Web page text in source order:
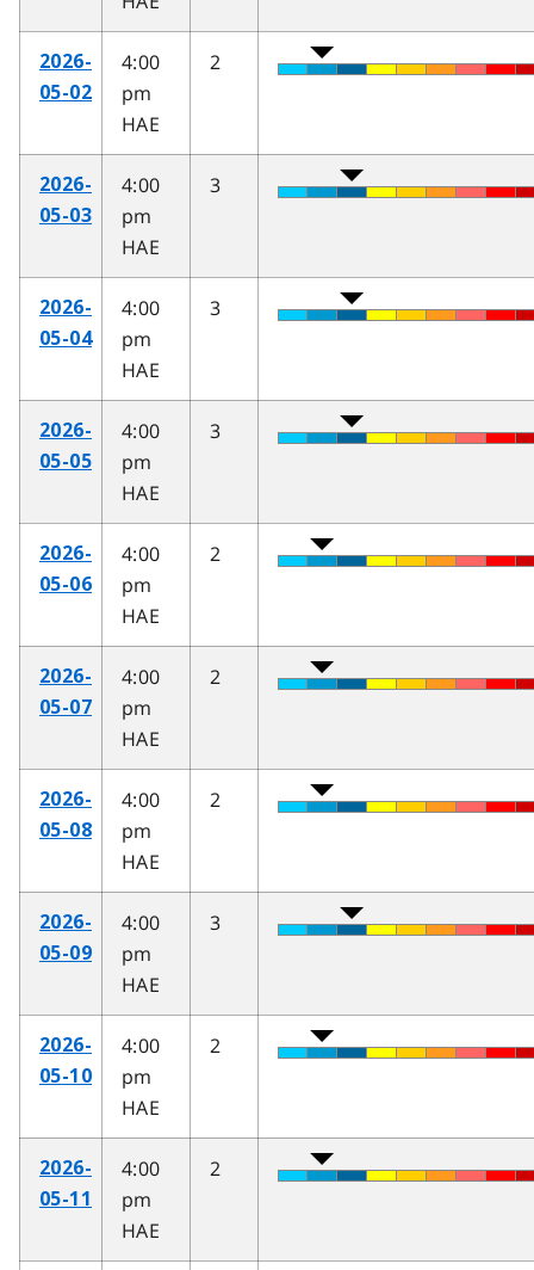
2026-
05-02
4:00
pm
HAE
2
2026-
05-03
4:00
pm
HAE
3
2026-
05-04
4:00
pm
HAE
3
2026-
05-05
4:00
pm
HAE
3
2026-
05-06
4:00
pm
HAE
2
2026-
05-07
4:00
pm
HAE
2
2026-
05-08
4:00
pm
HAE
2
2026-
05-09
4:00
pm
HAE
3
2026-
05-10
4:00
pm
HAE
2
2026-
05-11
4:00
pm
HAE
2